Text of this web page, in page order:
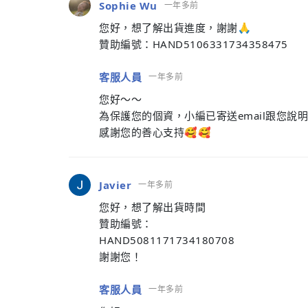
Sophie Wu 一年多前
您好，想了解出貨進度，謝謝🙏
贊助編號：HAND5106331734358475
客服人員 一年多前
您好～～
為保護您的個資，小編已寄送email跟您說
感謝您的善心支持🥰🥰
Javier 一年多前
您好，想了解出貨時間
贊助編號：
HAND5081171734180708
謝謝您！
客服人員 一年多前